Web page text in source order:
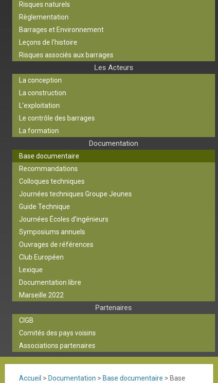
Risques naturels
Règlementation
Barrages et Environnement
Leçons de l’histoire
Risques associés aux barrages
Les Acteurs
La conception
La construction
L’exploitation
Le contrôle des barrages
La formation
Documentation
Base documentaire
Recommandations
Colloques techniques
Journées techniques Groupe Jeunes
Guide Technique
Journées Écoles d’ingénieurs
Symposiums annuels
Ouvrages de références
Club Européen
Lexique
Documentation libre
Marseille 2022
Partenaires
CIGB
Comités des pays voisins
Associations partenaires
Accueil > Documentation > Base documentaire > Base